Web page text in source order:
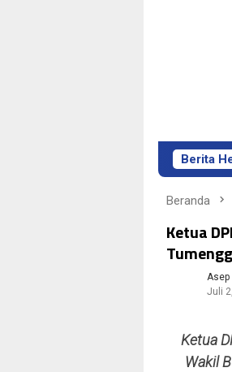
Berita
Beranda
Ketua
Asep
Juli
Ketua
Wakil